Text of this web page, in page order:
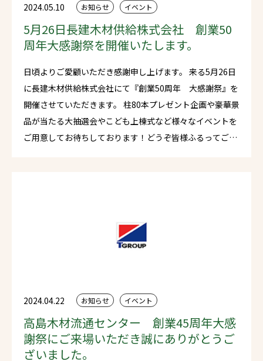
2024.05.10 お知らせ イベント
5月26日長建木材供給株式会社 創業50
周年大感謝祭を開催いたします。
日頃よりご愛顧いただき感謝申し上げます。 来る5月26日
に長建木材供給株式会社にて『創業50周年 大感謝祭』を
開催させていただきます。 柱80本プレゼント企画や豪華景
品が当たる大抽選会やこども上棟式など様々なイベントを
ご用意してお待ちしております！どうぞ皆様ふるってご来
2024.04.22 お知らせ イベント
高島木材流通センター 創業45周年大感
謝祭にご来場いただき誠にありがとうご
ざいました。